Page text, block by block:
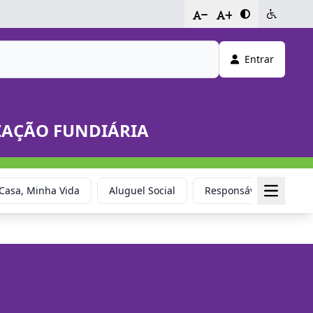
- +
Entrar
FUNDIÁRIA
Minha Vida Aluguel Social Responsável